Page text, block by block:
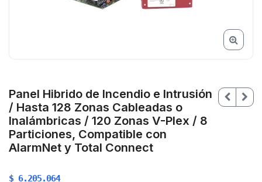
Panel Hibrido de Incendio e Intrusión
/ Hasta 128 Zonas Cableadas o
Inalámbricas / 120 Zonas V-Plex / 8
Particiones, Compatible con
AlarmNet y Total Connect
$ 6.205.064